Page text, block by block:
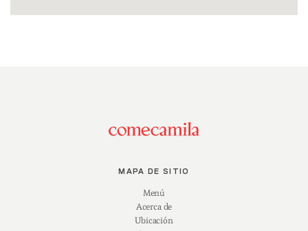
MAPA DE SITIO
Menú
Acerca de
Ubicación